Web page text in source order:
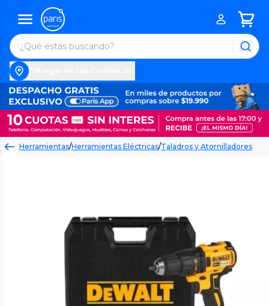
Herramientas/Herramientas Eléctricas/Taladros y Atornilladores